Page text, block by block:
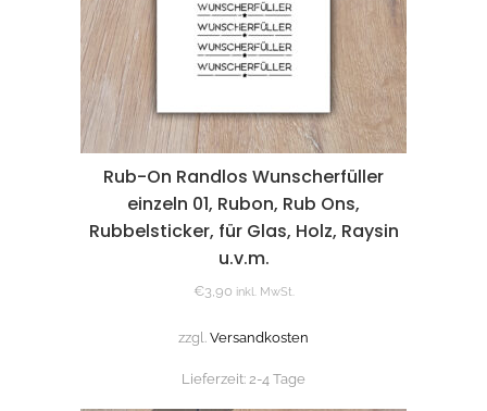
Rub-On Randlos Wunscherfüller
einzeln 01, Rubon, Rub Ons,
Rubbelsticker, für Glas, Holz, Raysin
u.v.m.
€3,90 inkl. MwSt.
zzgl. Versandkosten
Lieferzeit: 2-4 Tage